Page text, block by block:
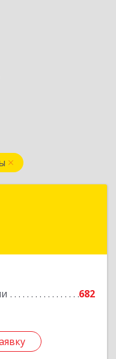
682
г, Ульянова ул,